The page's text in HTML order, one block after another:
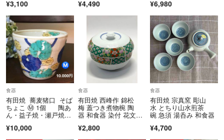
¥3,100 彩 深皿 食器 和食
¥4,490 ¥6,980
食器
有田焼 蕎麦猪口 そば
ちょこ Ⓜ️ 1個 陶あ
ん・益子焼・瀬戸焼・
¥10,000
食器
有田焼 西峰作 錦松
梅 蓋つき煮物椀 陶
器 和食器 染付 花文
¥2,800
食器
有田焼 宗真窯 彫山
水 とちり山水煎茶
碗 急須 湯呑み 和食器
¥4,700